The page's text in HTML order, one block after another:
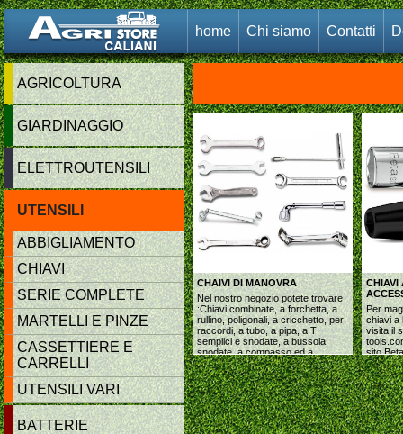
home Chi siamo Contatti
AGRICOLTURA
GIARDINAGGIO
ELETTROUTENSILI
UTENSILI
ABBIGLIAMENTO
CHIAVI
SERIE COMPLETE
MARTELLI E PINZE
CASSETTIERE E
CARRELLI
UTENSILI VARI
BATTERIE
CHAIVI DI MANOVRA
Nel nostro negozio potete trovare
:Chiavi combinate, a forchetta, a
rullino, poligonali, a cricchetto, per
raccordi, a tubo, a pipa, a T
semplici e snodate, a bussola
snodate, a compasso ed a
settore. Per maggiori informazioni
sui prodotti visita il sito www.beta-
tools.com.Tutto quello che trovi sul
sito Beta, anche se non presente
in negozio, puÃ² essere ordinato e
fatto arrivare in pochi giorni.
CHIAVI
Per
chiavi a
visita il
sito
in
fatto